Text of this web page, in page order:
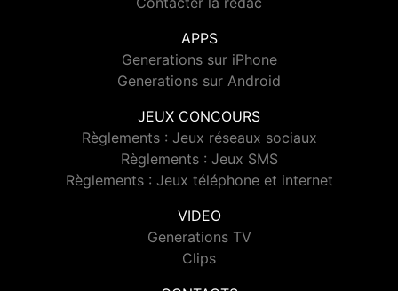
APPS
Generations sur iPhone
Generations sur Android
JEUX CONCOURS
Règlements : Jeux réseaux sociaux
Règlements : Jeux SMS
Règlements : Jeux téléphone et internet
VIDEO
Generations TV
Clips